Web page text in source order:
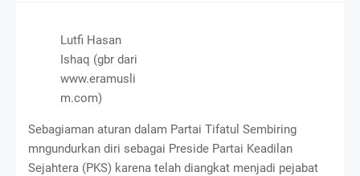
Lutfi Hasan
Ishaq (gbr dari
www.eramusli
m.com)
Sebagiaman aturan dalam Partai Tifatul Sembiring
mngundurkan diri sebagai Preside Partai Keadilan
Sejahtera (PKS) karena telah diangkat menjadi pejabat